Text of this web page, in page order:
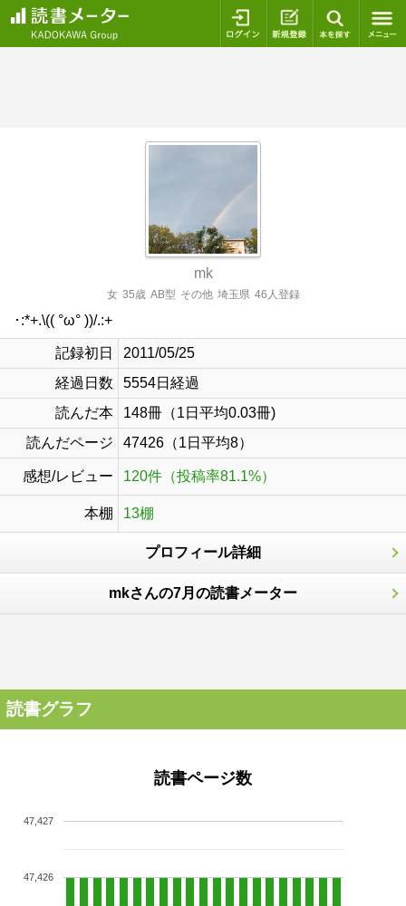
ログイン 新規登録
mk
女 35歳 AB型 その他 埼玉県 46人登録
･:*+.\(( °ω° ))/.:+
記録初日
2011/05/25
経過日数
5554日経過
読んだ本
148冊（1日平均0.03冊)
読んだページ
47426（1日平均8）
感想/レビュー 120件（投稿率81.1%）
本棚 13棚
プロフィール詳細
mkさんの7月の読書メーター
読書グラフ
読書ページ数
47,426
47,427